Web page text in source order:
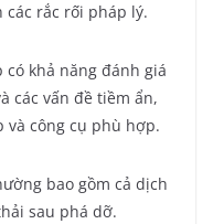
rắc rối pháp lý.
khả năng đánh giá
các vấn đề tiềm ẩn,
công cụ phù hợp.
bao gồm cả dịch
sau phá dỡ.